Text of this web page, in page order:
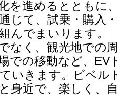
を進めるとともに
じて、試乗・購入
んでまいります。
なく、観光地での
での移動など、EV
いきます。ビベル
身近で、楽しく、